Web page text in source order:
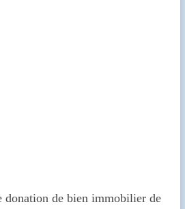
donation de bien immobilier de